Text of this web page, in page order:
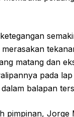
matang dan
pada
balapan
pimpinan,